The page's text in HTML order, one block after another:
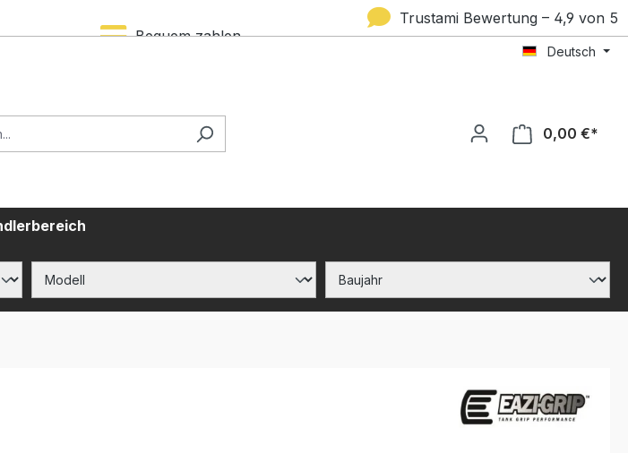
Bequem zahlen
Trustami Bewertung – 4,9 von 5
Sternen
Deutsch
0,00 €*